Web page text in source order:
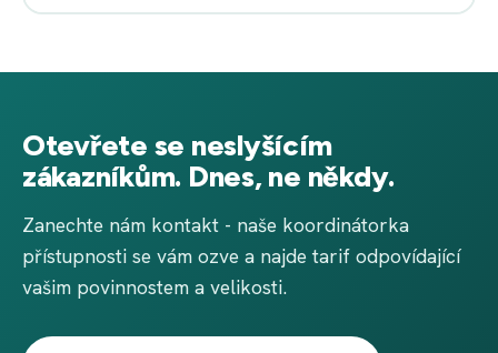
Otevřete se neslyšícím
zákazníkům. Dnes, ne někdy.
Zanechte nám kontakt - naše koordinátorka
přístupnosti se vám ozve a najde tarif odpovídající
vašim povinnostem a velikosti.